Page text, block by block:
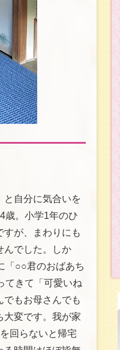
と自分に気合いを
歳。小学1年のひ
すが、まわりにも
んでした。しか
「○○君のおばあち
てきて「可愛いね
でもお母さんでも
大変です。我が家
回らないと帰宅